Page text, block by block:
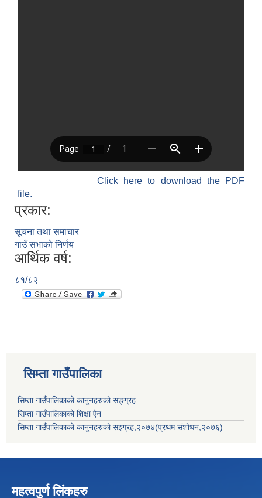
Click here to download the PDF
file.
प्रकार:
सूचना तथा समाचार
गाउँ सभाको निर्णय
आर्थिक वर्ष:
८१/८२
सिम्ता गाउँपालिका
सिम्ता गाउँपालिकाको कानुनहरुको सङ्ग्रह
सिम्ता गाउँपालिकाको शिक्षा ऐन
सिम्ता गाउँपालिकाको कानुनहरुको सइग्रह,२०७४(प्रथम संशोधन,२०७६)
महत्वपुर्ण लिंकहरु